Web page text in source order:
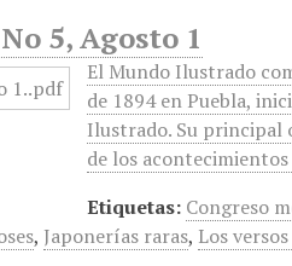
5, Agosto 1
El Mundo Ilustrado
de 1894 en Puebla,
Ilustrado. Su principal
de los
Etiquetas: Congreso
, Japonerías raras, Los